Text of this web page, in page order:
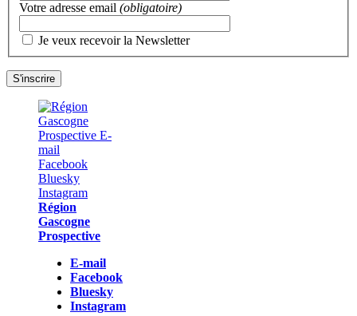
Votre adresse email (obligatoire)
Je veux recevoir la Newsletter
Région
Gascogne
Prospective
E-mail
Facebook
Bluesky
Instagram